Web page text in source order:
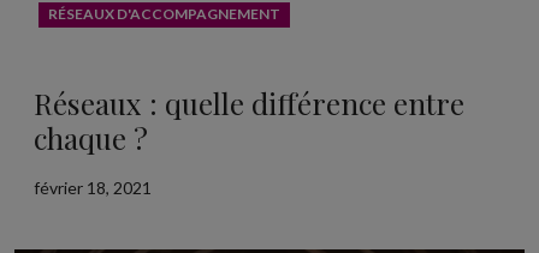
RÉSEAUX D'ACCOMPAGNEMENT
Réseaux : quelle différence entre
chaque ?
février 18, 2021